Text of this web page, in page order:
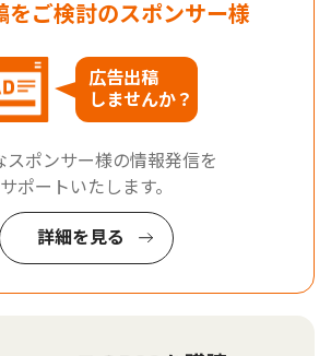
をご検討のスポンサー様
広告出稿
しませんか？
スポンサー様の情報発信を
サポートいたします。
詳細を見る